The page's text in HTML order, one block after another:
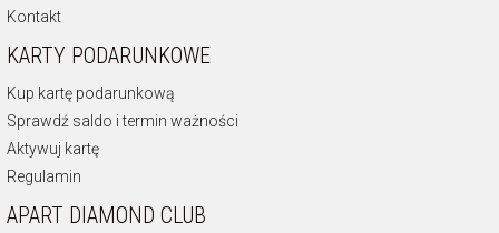
Kontakt
KARTY PODARUNKOWE
Kup kartę podarunkową
Sprawdź saldo i termin ważności
Aktywuj kartę
Regulamin
APART DIAMOND CLUB